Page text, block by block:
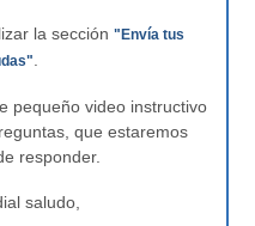
la sección "Envía tus
.
pequeño video instructivo
que estaremos
responder.
saludo,